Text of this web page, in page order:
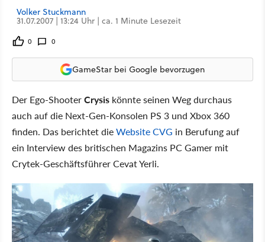
Volker Stuckmann
31.07.2007 | 13:24 Uhr | ca. 1 Minute Lesezeit
0 0
GameStar bei Google bevorzugen
Der Ego-ShooterCrysis könnte seinen Weg durchaus
auch auf die Next-Gen-Konsolen PS 3 und Xbox 360
finden. Das berichtet dieWebsite CVG in Berufung auf
ein Interview des britischen Magazins PC Gamer mit
Crytek-Geschäftsführer Cevat Yerli.